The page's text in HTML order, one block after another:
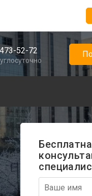
52-72